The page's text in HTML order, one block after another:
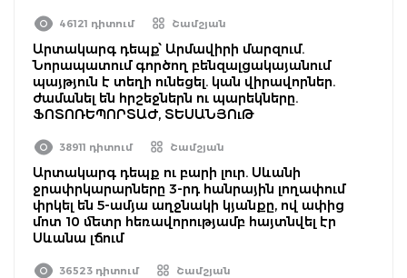
46121 դիտում Շամշյան
Արտակարգ դեպք՝ Արմավիրի մարզում.
Նորապատում գործող բենզալցակայանում
պայթյուն է տեղի ունեցել. կան վիրավորներ.
ժամանել են հրշեջներն ու պարեկները.
ՖՈՏՈՌԵՊՈՐՏԱԺ, ՏԵՍԱՆՅՈւԹ
38911 դիտում Շամշյան
Արտակարգ դեպք ու բարի լուր. Սևանի
ջրափրկարարները 3-րդ հանրային լողափում
փրկել են 5-ամյա աղջնակի կյանքը, ով ափից
մոտ 10 մետր հեռավորությամբ հայտնվել էր
Սևանա լճում
36523 դիտում Շամշյան